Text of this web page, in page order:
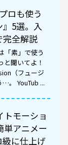
ロも使う
』5選。入
完全解説
「素」で使う
と聞いてよ！
（フュージ
。 YouTub ...
トモーショ
アニメー
に仕上げ